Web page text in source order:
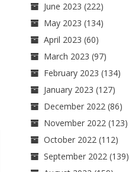
June 2023 (222)
May 2023 (134)
April 2023 (60)
March 2023 (97)
February 2023 (134)
January 2023 (127)
December 2022(86)
November 2022(123)
October 2022(112)
September 2022(139)